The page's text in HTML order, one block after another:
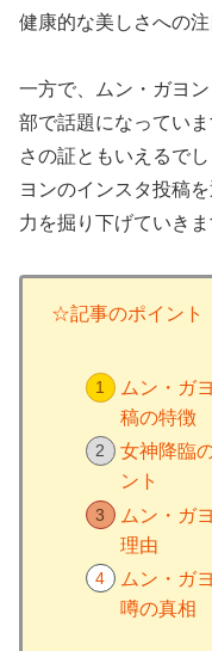
健康的な美しさへの
一方で、ムン・ガヨ
部で話題になってい
さの証ともいえるで
ヨンのインスタ投稿
力を掘り下げていきま
☆記事のポイント
ムン・ガ
稿の特徴
女神降臨
ント
ムン・ガ
理由
ムン・ガ
噂の真相